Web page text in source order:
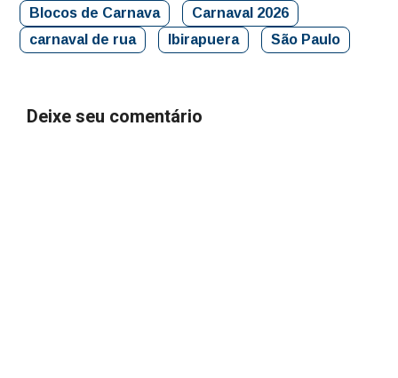
Blocos de Carnava
Carnaval 2026
carnaval de rua
Ibirapuera São Paulo
Deixe seu comentário